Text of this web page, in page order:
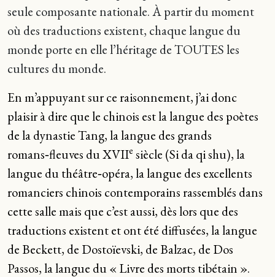
seule composante nationale. À partir du moment
où des traductions existent, chaque langue du
monde porte en elle l’héritage de TOUTES les
cultures du monde.
En m’appuyant sur ce raisonnement, j’ai donc
plaisir à dire que le chinois est la langue des poètes
de la dynastie Tang, la langue des grands
romans‑fleuves du XVIIe siècle (Si da qi shu), la
langue du théâtre‑opéra, la langue des excellents
romanciers chinois contemporains rassemblés dans
cette salle mais que c’est aussi, dès lors que des
traductions existent et ont été diffusées, la langue
de Beckett, de Dostoïevski, de Balzac, de Dos
Passos, la langue du « Livre des morts tibétain ».